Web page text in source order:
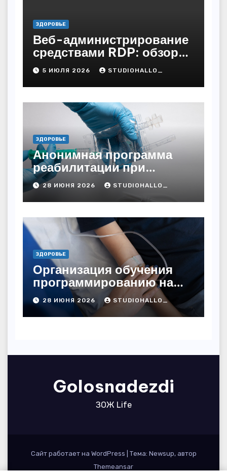
ЗДОРОВЬЕ
Веб-администрирование
средствами RDP: обзор
технических решений
5 ИЮЛЯ 2026 STUDIOHALLO_
ЗДОРОВЬЕ
Анонимная программа
реабилитации при
алкогольной зависимости
с персональным
подходом и
лицензированными
врачами
28 ИЮНЯ 2026 STUDIOHALLO_
ЗДОРОВЬЕ
Организация обучения
программированию на
дому
28 ИЮНЯ 2026 STUDIOHALLO_
Golosnadezdi
ЗОЖ Life
Сайт работает на WordPress
Тема: Newsup, автор
Themeansar